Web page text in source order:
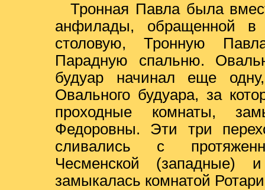
Тронная Павла была
анфилады, обращенной
столовую, Тронную
Парадную спальню.
будуар начинал еще
Овального будуара, за
проходные комнаты,
Федоровны. Эти три
сливались с
Чесменской (западные) и
замыкалась комнатой